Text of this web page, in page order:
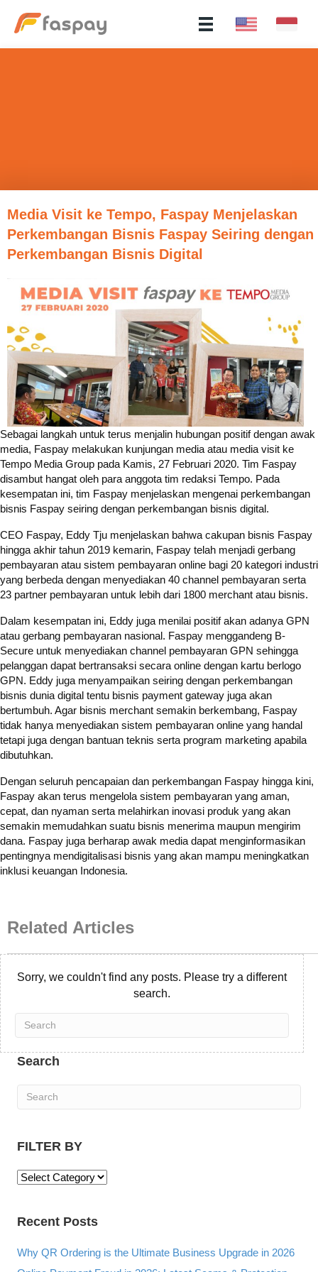
Media Visit ke Tempo, Faspay Menjelaskan
Perkembangan Bisnis Faspay Seiring dengan
Perkembangan Bisnis Digital
Sebagai langkah untuk terus menjalin hubungan positif dengan awak
media, Faspay melakukan kunjungan media atau media visit ke
Tempo Media Group pada Kamis, 27 Februari 2020. Tim Faspay
disambut hangat oleh para anggota tim redaksi Tempo. Pada
kesempatan ini, tim Faspay menjelaskan mengenai perkembangan
bisnis Faspay seiring dengan perkembangan bisnis digital.
CEO Faspay, Eddy Tju menjelaskan bahwa cakupan bisnis Faspay
hingga akhir tahun 2019 kemarin, Faspay telah menjadi gerbang
pembayaran atau sistem pembayaran online bagi 20 kategori industri
yang berbeda dengan menyediakan 40 channel pembayaran serta
23 partner pembayaran untuk lebih dari 1800 merchant atau bisnis.
Dalam kesempatan ini, Eddy juga menilai positif akan adanya GPN
atau gerbang pembayaran nasional. Faspay menggandeng B-
Secure untuk menyediakan channel pembayaran GPN sehingga
pelanggan dapat bertransaksi secara online dengan kartu berlogo
GPN. Eddy juga menyampaikan seiring dengan perkembangan
bisnis dunia digital tentu bisnis payment gateway juga akan
bertumbuh. Agar bisnis merchant semakin berkembang, Faspay
tidak hanya menyediakan sistem pembayaran online yang handal
tetapi juga dengan bantuan teknis serta program marketing apabila
dibutuhkan.
Dengan seluruh pencapaian dan perkembangan Faspay hingga kini,
Faspay akan terus mengelola sistem pembayaran yang aman,
cepat, dan nyaman serta melahirkan inovasi produk yang akan
semakin memudahkan suatu bisnis menerima maupun mengirim
dana. Faspay juga berharap awak media dapat menginformasikan
pentingnya mendigitalisasi bisnis yang akan mampu meningkatkan
inklusi keuangan Indonesia.
Related Articles
Sorry, we couldn't find any posts. Please try a different
search.
Search
FILTER BY
F
T
R
B
Recent Posts
Why QR Ordering is the Ultimate Business Upgrade in 2026